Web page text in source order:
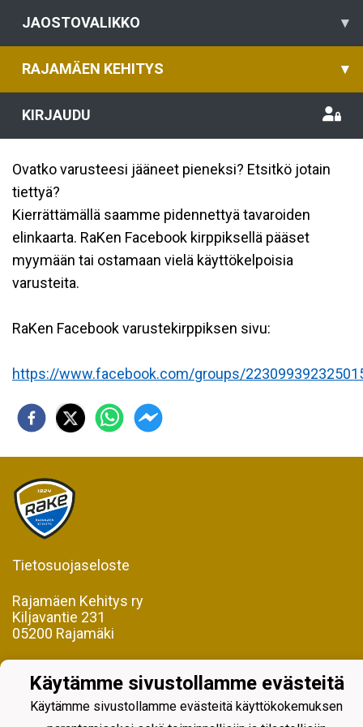
JAOSTOVALIKKO ▾
RAJAMÄEN KEHITYS ▾
KIRJAUDU
Ovatko varusteesi jääneet pieneksi? Etsitkö jotain
tiettyä?
Kierrättämällä saamme pidennettyä tavaroiden
elinkaarta. RaKen Facebook kirppiksellä pääset
myymään tai ostamaan vielä käyttökelpoisia
varusteita.
RaKen Facebook varustekirppiksen sivu:
https://www.facebook.com/groups/
Tietosuojaseloste
Rajamäen Kehitys ry
Kiljavantie 231
05200 Rajamäki
Käytämme sivustollamme evästeitä
Käytämme sivustollamme evästeitä käyttökokemuksen